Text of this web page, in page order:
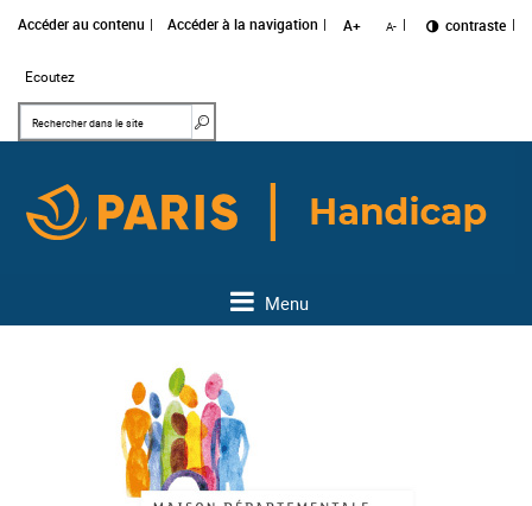
Accéder au contenu Accéder à la navigation A+ A- Changer le
contraste
Ecoutez
Mots clés
Menu